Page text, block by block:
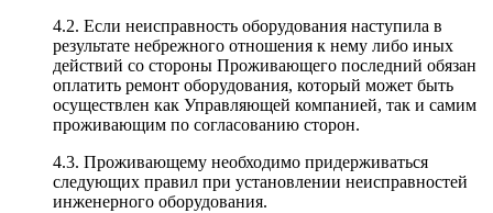
4.2. Если неисправность оборудования наступила в
результате небрежного отношения к нему либо иных
действий со стороны Проживающего последний обязан
оплатить ремонт оборудования, который может быть
осуществлен как Управляющей компанией, так и самим
проживающим по согласованию сторон.
4.3. Проживающему необходимо придерживаться
следующих правил при установлении неисправностей
инженерного оборудования.